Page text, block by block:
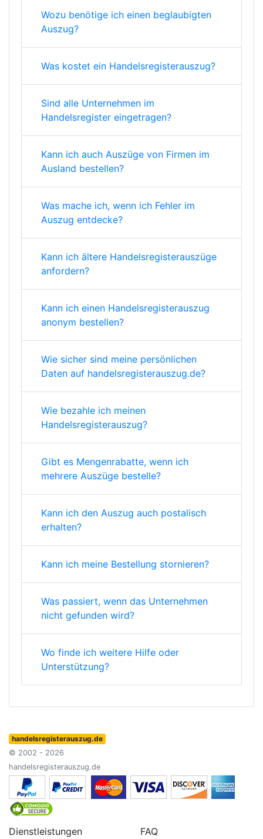
Wozu benötige ich einen beglaubigten
Auszug?
Was kostet ein Handelsregisterauszug?
Sind alle Unternehmen im
Handelsregister eingetragen?
Kann ich auch Auszüge von Firmen im
Ausland bestellen?
Was mache ich, wenn ich Fehler im
Auszug entdecke?
Kann ich ältere Handelsregisterauszüge
anfordern?
Kann ich einen Handelsregisterauszug
anonym bestellen?
Wie sicher sind meine persönlichen
Daten auf handelsregisterauszug.de?
Wie bezahle ich meinen
Handelsregisterauszug?
Gibt es Mengenrabatte, wenn ich
mehrere Auszüge bestelle?
Kann ich den Auszug auch postalisch
erhalten?
Kann ich meine Bestellung stornieren?
Was passiert, wenn das Unternehmen
nicht gefunden wird?
Wo finde ich weitere Hilfe oder
Unterstützung?
handelsregisterauszug.de
© 2002 - 2026
handelsregisterauszug.de
Dienstleistungen FAQ